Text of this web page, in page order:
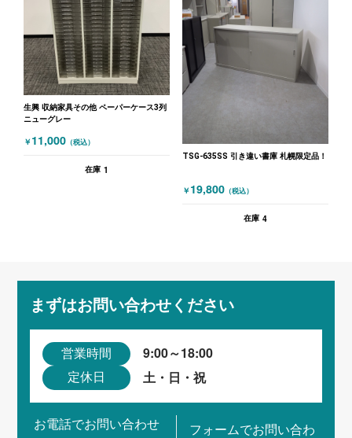
生興 収納家具その他 ペーパーケース3列
ニューグレー
￥ 11,000 （税込）
在庫 1
TSG-635SS 引き違い書庫 札幌限定品！
￥ 19,800 （税込）
在庫 4
まずはお問い合わせください
営業時間 9:00～18:00
定休日 土・日・祝
お電話でお問い合わせ
フォームでお問い合わ